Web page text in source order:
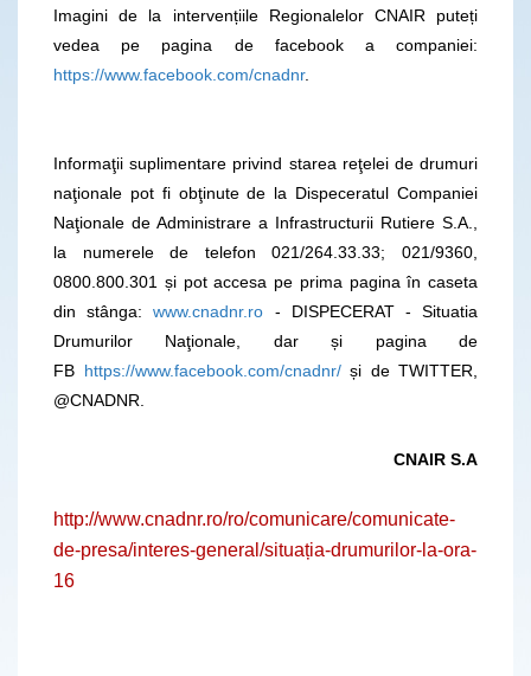
Imagini de la intervențiile Regionalelor CNAIR puteți
vedea pe pagina de facebook a companiei:
https://www.facebook.com/cnadnr.
Informaţii suplimentare privind starea reţelei de drumuri
naţionale pot fi obţinute de la Dispeceratul Companiei
Naţionale de Administrare a Infrastructurii Rutiere S.A.,
la numerele de telefon 021/264.33.33; 021/9360,
0800.800.301 și pot accesa pe prima pagina în caseta
din stânga:www.cnadnr.ro - DISPECERAT - Situatia
Drumurilor Naţionale, dar și pagina de
FB https://www.facebook.com/cnadnr/și de TWITTER,
@CNADNR.
CNAIR S.A
http://www.cnadnr.ro/ro/comunicare/comunicate-
de-presa/interes-general/situația-drumurilor-la-ora-
16